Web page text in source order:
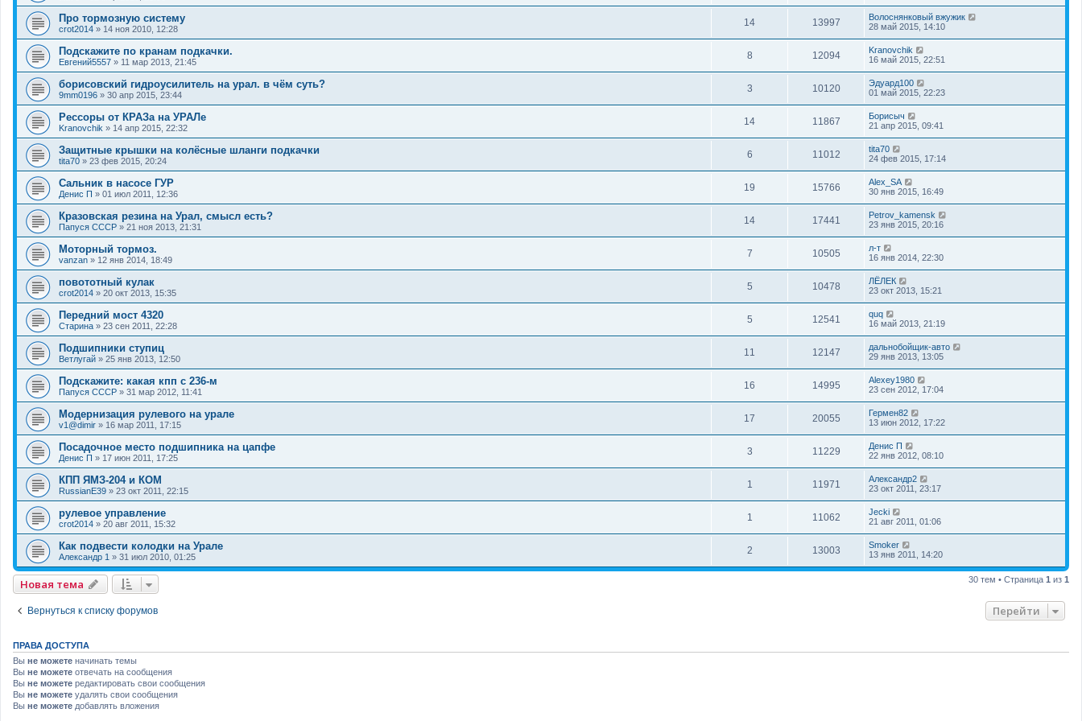
Про тормозную систему
crot2014 » 14 ноя 2010, 12:28
14 13997
Волоснянковый вжужик
28 май 2015, 14:10
Подскажите по кранам подкачки.
Евгений5557 » 11 мар 2013, 21:45
8 12094
Kranovchik
16 май 2015, 22:51
борисовский гидроусилитель на урал. в чём суть?
9mm0196 » 30 апр 2015, 23:44
3 10120
Эдуард100
01 май 2015, 22:23
Рессоры от КРАЗа на УРАЛе
Kranovchik » 14 апр 2015, 22:32
14 11867
Борисыч
21 апр 2015, 09:41
Защитные крышки на колёсные шланги подкачки
tita70 » 23 фев 2015, 20:24
6 11012
tita70
24 фев 2015, 17:14
Сальник в насосе ГУР
Денис П » 01 июл 2011, 12:36
19 15766
Alex_SA
30 янв 2015, 16:49
Кразовская резина на Урал, смысл есть?
Папуся СССР » 21 ноя 2013, 21:31
14 17441
Petrov_kamensk
23 янв 2015, 20:16
Моторный тормоз.
vanzan » 12 янв 2014, 18:49
7 10505
л-т
16 янв 2014, 22:30
повототный кулак
crot2014 » 20 окт 2013, 15:35
5 10478
ЛЁЛЕК
23 окт 2013, 15:21
Передний мост 4320
Старина » 23 сен 2011, 22:28
5 12541
quq
16 май 2013, 21:19
Подшипники ступиц
Ветлугай » 25 янв 2013, 12:50
11 12147
дальнобойщик-авто
29 янв 2013, 13:05
Подскажите: какая кпп с 236-м
Папуся СССР » 31 мар 2012, 11:41
16 14995
Alexey1980
23 сен 2012, 17:04
Модернизация рулевого на урале
v1@dimir » 16 мар 2011, 17:15
17 20055
Гермен82
13 июн 2012, 17:22
Посадочное место подшипника на цапфе
Денис П » 17 июн 2011, 17:25
3 11229
Денис П
22 янв 2012, 08:10
КПП ЯМЗ-204 и КОМ
RussianE39 » 23 окт 2011, 22:15
1 11971
Александр2
23 окт 2011, 23:17
рулевое управление
crot2014 » 20 авг 2011, 15:32
1 11062
Jecki
21 авг 2011, 01:06
Как подвести колодки на Урале
Александр 1 » 31 июл 2010, 01:25
2 13003
Smoker
13 янв 2011, 14:20
Новая тема 30 тем • Страница 1 из 1
Вернуться к списку форумов Перейти
ПРАВА ДОСТУПА
Вы не можете начинать темы
Вы не можете отвечать на сообщения
Вы не можете редактировать свои сообщения
Вы не можете удалять свои сообщения
Вы не можете добавлять вложения